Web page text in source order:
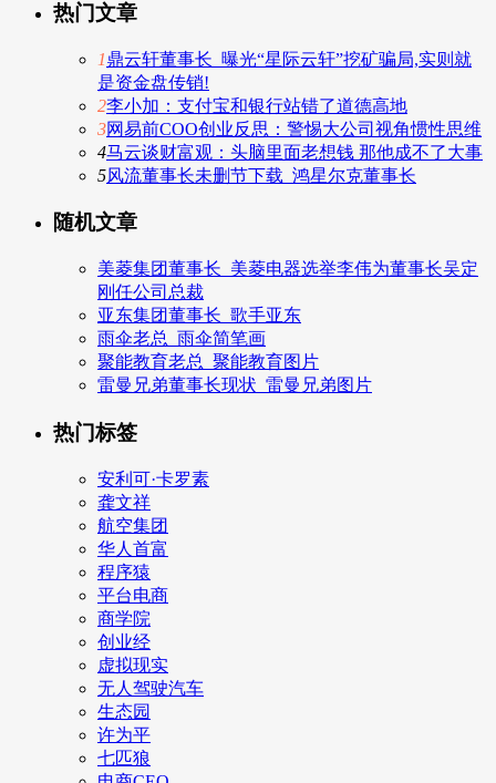
热门文章
1鼎云轩董事长_曝光“星际云轩”挖矿骗局,实则就
是资金盘传销!
2李小加：支付宝和银行站错了道德高地
3网易前COO创业反思：警惕大公司视角惯性思维
4马云谈财富观：头脑里面老想钱 那他成不了大事
5风流董事长未删节下载_鸿星尔克董事长
随机文章
美菱集团董事长_美菱电器选举李伟为董事长吴定
刚任公司总裁
亚东集团董事长_歌手亚东
雨伞老总_雨伞简笔画
聚能教育老总_聚能教育图片
雷曼兄弟董事长现状_雷曼兄弟图片
热门标签
安利可·卡罗素
龚文祥
航空集团
华人首富
程序猿
平台电商
商学院
创业经
虚拟现实
无人驾驶汽车
生态园
许为平
七匹狼